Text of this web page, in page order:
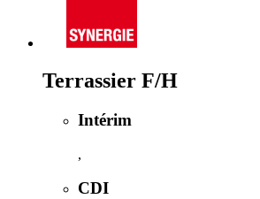
Terrassier F/H
Intérim
,
CDI